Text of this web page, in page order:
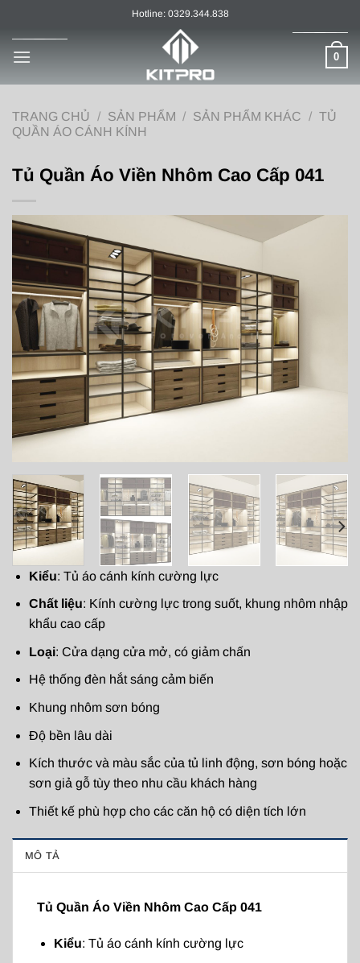
nội
Hotline: 0329.344.838
0
TRANG CHỦ / SẢN PHẨM / SẢN PHẨM KHÁC / TỦ
QUẦN ÁO CÁNH KÍNH
Tủ Quần Áo Viền Nhôm Cao Cấp 041
Kiểu: Tủ áo cánh kính cường lực
Chất liệu: Kính cường lực trong suốt, khung nhôm nhập
khẩu cao cấp
Loại: Cửa dạng cửa mở, có giảm chấn
Hệ thống đèn hắt sáng cảm biến
Khung nhôm sơn bóng
Độ bền lâu dài
Kích thước và màu sắc của tủ linh động, sơn bóng hoặc
sơn giả gỗ tùy theo nhu cầu khách hàng
Thiết kế phù hợp cho các căn hộ có diện tích lớn
MÔ TẢ
Tủ Quần Áo Viền Nhôm Cao Cấp 041
Kiểu: Tủ áo cánh kính cường lực